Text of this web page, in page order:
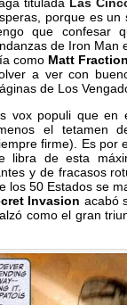
porque es un
que confesar
de Iron Man
como Matt
a ver con
de Los
vox populi que en
el tetamen
firme). Es por
libra de esta
y de fracasos
los 50 Estados se
Invasion acabó
como el gran